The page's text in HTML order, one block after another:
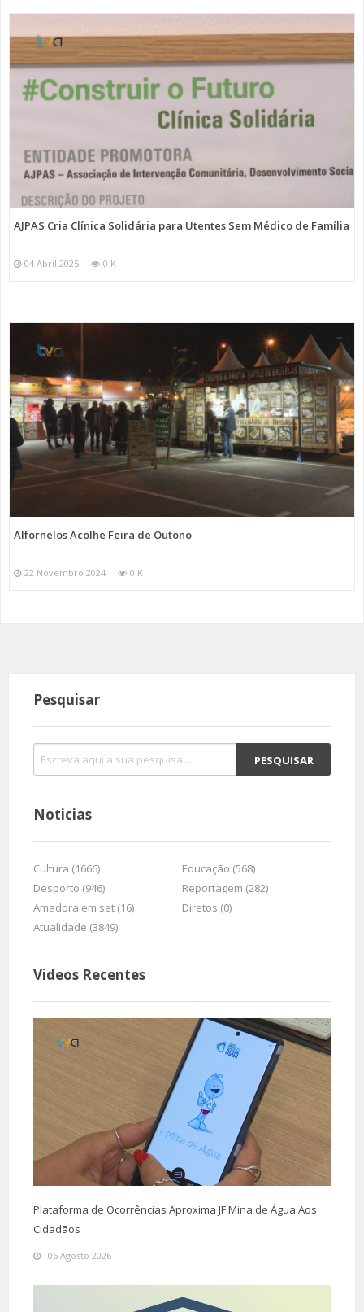
AJPAS Cria Clínica Solidária para Utentes Sem Médico de Família
04 Abril 2025 0 K
Alfornelos Acolhe Feira de Outono
22 Novembro 2024 0 K
Pesquisar
Noticias
Cultura (1666)
Educação (568)
Desporto (946)
Reportagem (282)
Amadora em set (16)
Diretos (0)
Atualidade (3849)
Videos Recentes
Plataforma de Ocorrências Aproxima JF Mina de Água Aos
Cidadãos
06 Agosto 2026